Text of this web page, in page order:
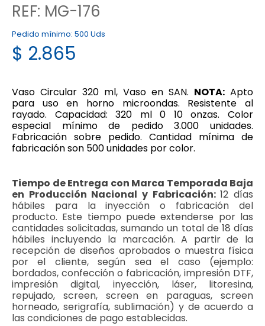
REF: MG-176
Pedido mínimo: 500 Uds
$ 2.865
Vaso Circular 320 ml, Vaso en SAN. NOTA: Apto
para uso en horno microondas. Resistente al
rayado. Capacidad: 320 ml 0 10 onzas. Color
especial mínimo de pedido 3.000 unidades.
Fabricación sobre pedido. Cantidad mínima de
fabricación son 500 unidades por color.
Tiempo de Entrega con Marca Temporada Baja
en Producción Nacional y Fabricación:12 días
hábiles para la inyección o fabricación del
producto. Este tiempo puede extenderse por las
cantidades solicitadas, sumando un total de 18 días
hábiles incluyendo la marcación. A partir de la
recepción de diseños aprobados o muestra física
por el cliente, según sea el caso (ejemplo:
bordados, confección o fabricación, impresión DTF,
impresión digital, inyección, láser, litoresina,
repujado, screen, screen en paraguas, screen
horneado, serigrafía, sublimación) y de acuerdo a
las condiciones de pago establecidas.